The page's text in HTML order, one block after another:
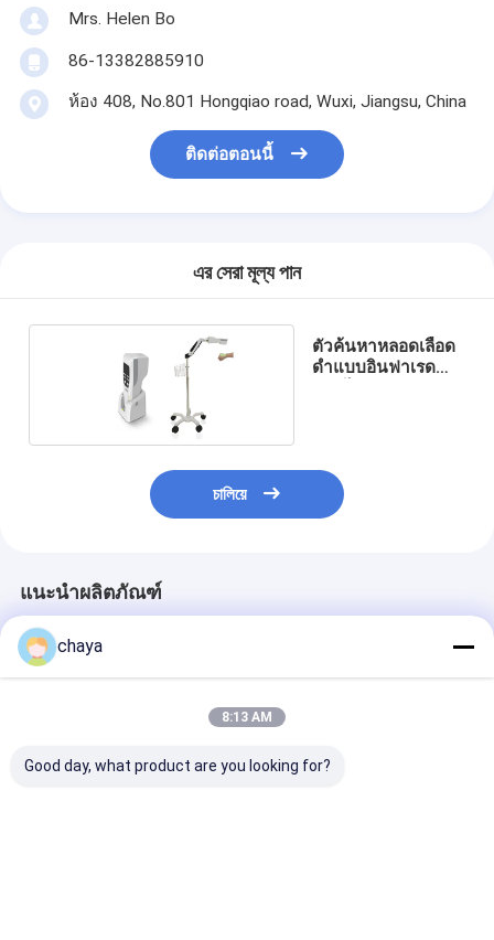
Mrs. Helen Bo
86-13382885910
ห้อง 408, No.801 Hongqiao road, Wuxi, Jiangsu, China
ติดต่อตอนนี้
এর সেরা মূল্য পান
ตัวค้นหาหลอดเลือด
ดำแบบอินฟาเรด
চালিয়ে
แนะนำผลิตภัณฑ์
chaya
8:13 AM
Good day, what product are you looking for?